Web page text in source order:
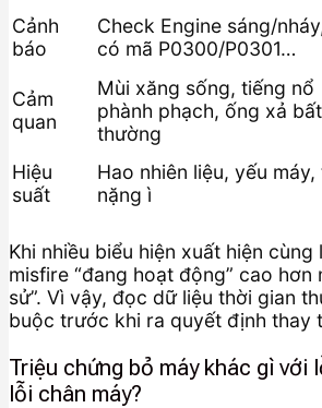
Cảnh
báo
Check Engine sáng/
có mã P0300/P0301…
Cảm
quan
Mùi xăng sống, tiếng nổ
phành phạch, ống xả bất
thường
Hiệu
suất
Hao nhiên liệu, yếu máy,
nặng ì
Khi nhiều biểu hiện xuất hiện cùng
misfire “đang hoạt động” cao hơn
sử”. Vì vậy, đọc dữ liệu thời gian
buộc trước khi ra quyết định thay
Triệu chứng bỏ máy khác gì với
lỗi chân máy?